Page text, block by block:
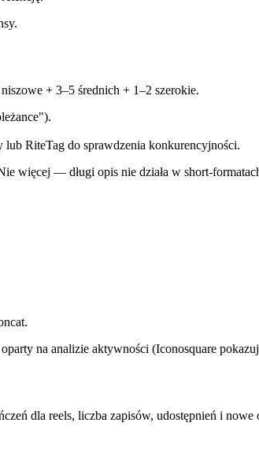
+ 3–5 średnich + 1–2 szerokie.
RiteTag do sprawdzenia konkurencyjności.
więcej — długi opis nie działa w
na analizie aktywności (Iconosquare
dla reels, liczba zapisów, udostępnień i